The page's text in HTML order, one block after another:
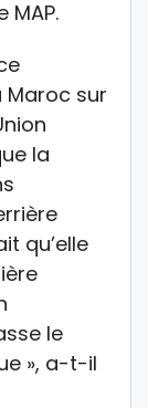
MAP.
Maroc sur
la
qu’elle
le
», a-t-il